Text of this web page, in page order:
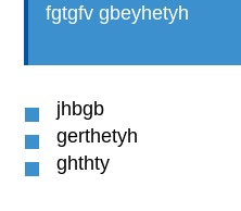
fgtgfv gbeyhetyh
jhbgb
gerthetyh
ghthty